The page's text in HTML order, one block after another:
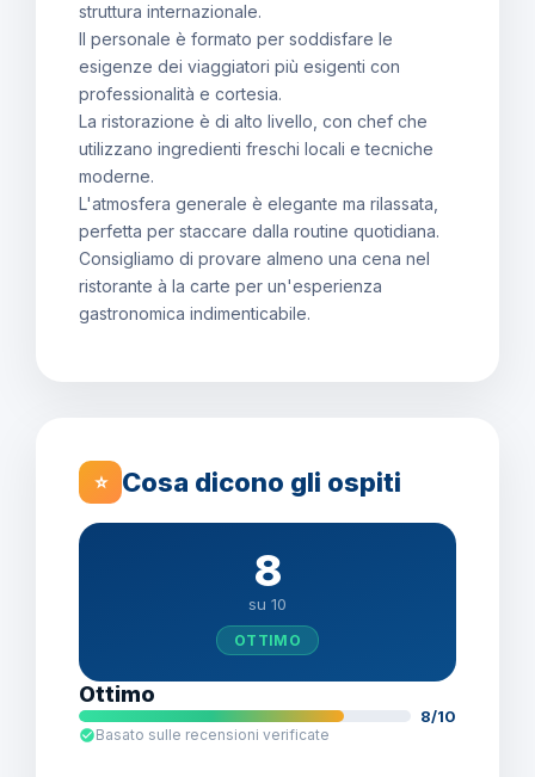
struttura internazionale.
Il personale è formato per soddisfare le
esigenze dei viaggiatori più esigenti con
professionalità e cortesia.
La ristorazione è di alto livello, con chef che
utilizzano ingredienti freschi locali e tecniche
moderne.
L'atmosfera generale è elegante ma rilassata,
perfetta per staccare dalla routine quotidiana.
Consigliamo di provare almeno una cena nel
ristorante à la carte per un'esperienza
gastronomica indimenticabile.
⭐ Cosa dicono gli ospiti
8
su 10
OTTIMO
Ottimo
8/10
Basato sulle recensioni verificate